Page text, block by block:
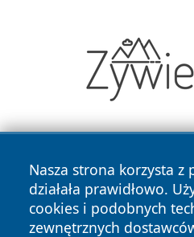
Nasza strona korzysta z
działała prawidłowo.
cookies i podobnych
zewnętrznych
Copyright © 2026